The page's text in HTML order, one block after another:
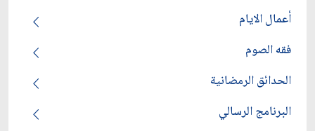
أعمال الايام
فقه الصوم
الحدائق الرمضانية
البرنامج الرسالي